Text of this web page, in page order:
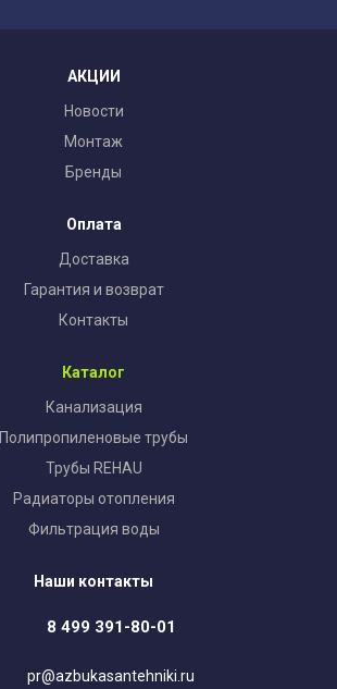
АКЦИИ
Новости
Монтаж
Бренды
Оплата
Доставка
Гарантия и возврат
Контакты
Каталог
Канализация
Полипропиленовые трубы
Трубы REHAU
Радиаторы отопления
Фильтрация воды
Наши контакты
8 499 391-80-01
pr@azbukasantehniki.ru